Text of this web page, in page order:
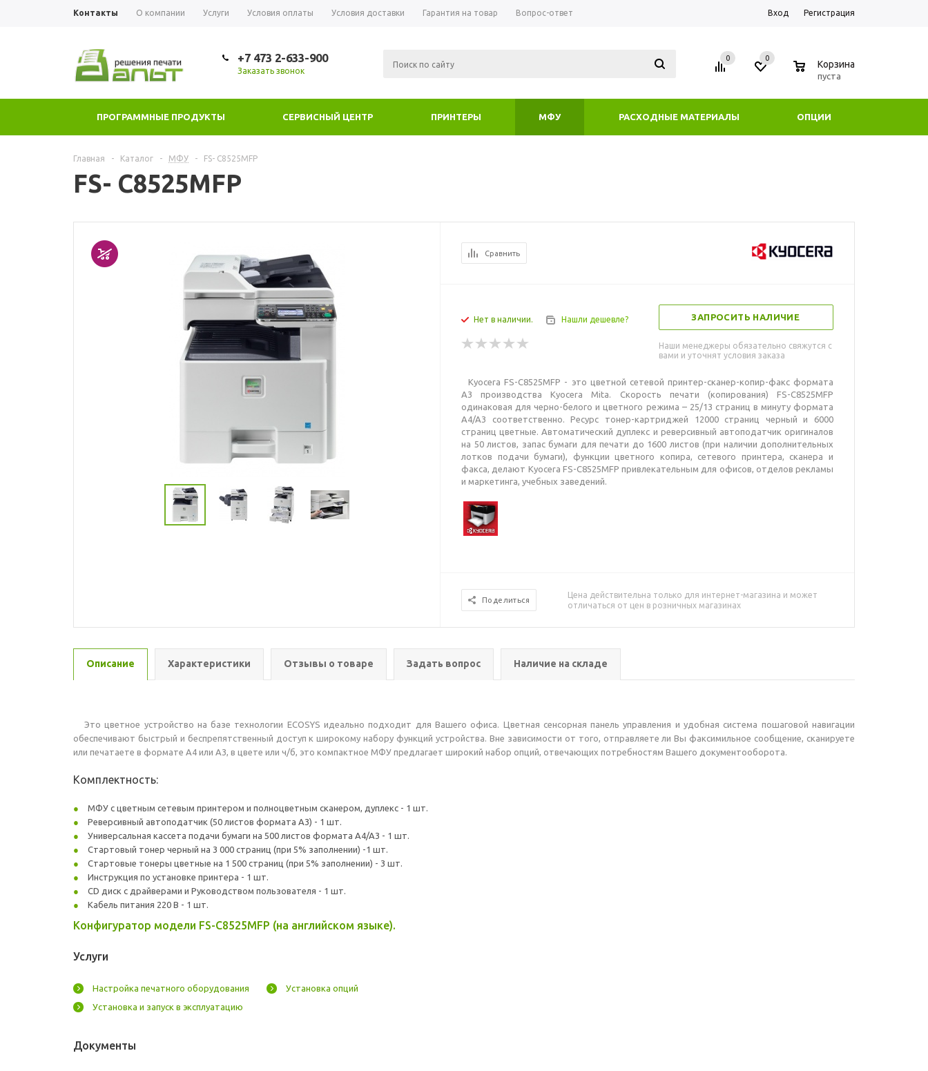
Контакты О компании Услуги Условия оплаты Условия доставки Гарантия на товар Вопрос-ответ Вход Регистрация
+7 473 2-633-900
Заказать звонок
0 0
Корзина
пуста
ПРОГРАММНЫЕ ПРОДУКТЫ СЕРВИСНЫЙ ЦЕНТР ПРИНТЕРЫ МФУ РАСХОДНЫЕ МАТЕРИАЛЫ ОПЦИИ
Главная - Каталог - МФУ - FS- C8525MFP
FS- C8525MFP
Сравнить
Нет в наличии. Нашли дешевле? ЗАПРОСИТЬ НАЛИЧИЕ
Наши менеджеры обязательно свяжутся с
вами и уточнят условия заказа
Kyocera FS-C8525MFP - это цветной сетевой принтер-сканер-копир-факс формата
А3 производства Kyocera Mita. Скорость печати (копирования) FS-C8525MFP
одинаковая для черно-белого и цветного режима – 25/13 страниц в минуту формата
A4/A3 соответственно. Ресурс тонер-картриджей 12000 страниц черный и 6000
страниц цветные. Автоматический дуплекс и реверсивный автоподатчик оригиналов
на 50 листов, запас бумаги для печати до 1600 листов (при наличии дополнительных
лотков подачи бумаги), функции цветного копира, сетевого принтера, сканера и
факса, делают Kyocera FS-C8525MFP привлекательным для офисов, отделов рекламы
и маркетинга, учебных заведений.
Поделиться
Цена действительна только для интернет-магазина и может
отличаться от цен в розничных магазинах
Описание Характеристики Отзывы о товаре Задать вопрос Наличие на складе
Это цветное устройство на базе технологии ECOSYS идеально подходит для Вашего офиса. Цветная сенсорная панель управления и удобная система пошаговой навигации
обеспечивают быстрый и беспрепятственный доступ к широкому набору функций устройства. Вне зависимости от того, отправляете ли Вы факсимильное сообщение, сканируете
или печатаете в формате A4 или A3, в цвете или ч/б, это компактное МФУ предлагает широкий набор опций, отвечающих потребностям Вашего документооборота.
Комплектность:
МФУ с цветным сетевым принтером и полноцветным сканером, дуплекс - 1 шт.
Реверсивный автоподатчик (50 листов формата А3) - 1 шт.
Универсальная кассета подачи бумаги на 500 листов формата A4/A3 - 1 шт.
Стартовый тонер черный на 3 000 страниц (при 5% заполнении) -1 шт.
Стартовые тонеры цветные на 1 500 страниц (при 5% заполнении) - 3 шт.
Инструкция по установке принтера - 1 шт.
CD диск с драйверами и Руководством пользователя - 1 шт.
Кабель питания 220 В - 1 шт.
Конфигуратор модели FS-C8525MFP (на английском языке).
Услуги
Настройка печатного оборудования
Установка опций
Установка и запуск в эксплуатацию
Документы